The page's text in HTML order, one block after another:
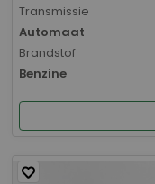
Transmissie
Automaat
Brandstof
Benzine